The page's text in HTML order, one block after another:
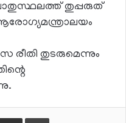
തുപ്പരുത്
രീതി തുടരുമെന്നും
Share via Email Print